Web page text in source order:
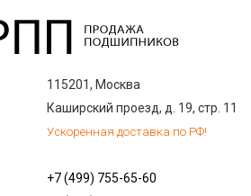
115201, Москва
Каширский проезд, д. 19, стр. 11
Ускоренная доставка по РФ!
+7 (499) 755-65-60